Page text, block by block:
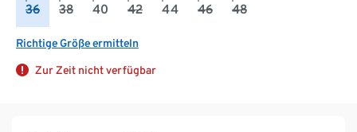
36 38 40 42 44 46 48
Richtige Größe ermitteln
Zur Zeit nicht verfügbar